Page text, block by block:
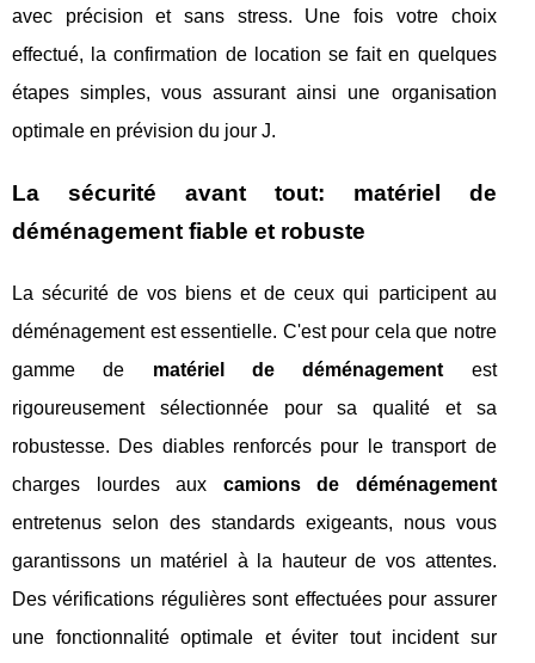
avec précision et sans stress. Une fois votre choix
effectué, la confirmation de location se fait en quelques
étapes simples, vous assurant ainsi une organisation
optimale en prévision du jour J.
La sécurité avant tout: matériel de
déménagement fiable et robuste
La sécurité de vos biens et de ceux qui participent au
déménagement est essentielle. C'est pour cela que notre
gamme de matériel de déménagement est
rigoureusement sélectionnée pour sa qualité et sa
robustesse. Des diables renforcés pour le transport de
charges lourdes aux camions de déménagement
entretenus selon des standards exigeants, nous vous
garantissons un matériel à la hauteur de vos attentes.
Des vérifications régulières sont effectuées pour assurer
une fonctionnalité optimale et éviter tout incident sur